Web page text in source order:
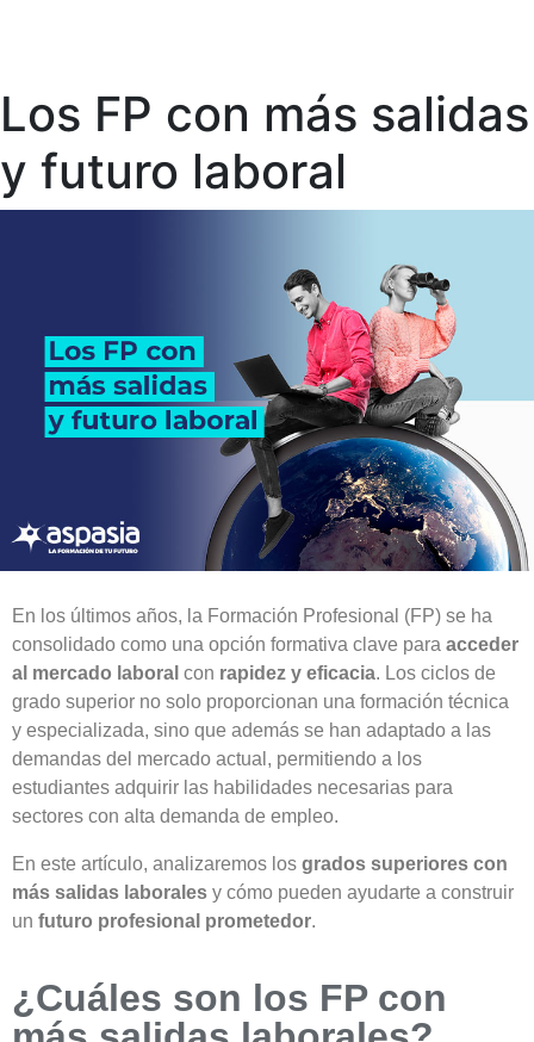
Los FP con más salidas
y futuro laboral
En los últimos años, la Formación Profesional (FP) se ha
consolidado como una opción formativa clave para acceder
al mercado laboral con rapidez y eficacia. Los ciclos de
grado superior no solo proporcionan una formación técnica
y especializada, sino que además se han adaptado a las
demandas del mercado actual, permitiendo a los
estudiantes adquirir las habilidades necesarias para
sectores con alta demanda de empleo.
En este artículo, analizaremos los grados superiores con
más salidas laborales y cómo pueden ayudarte a construir
un futuro profesional prometedor.
¿Cuáles son los FP con